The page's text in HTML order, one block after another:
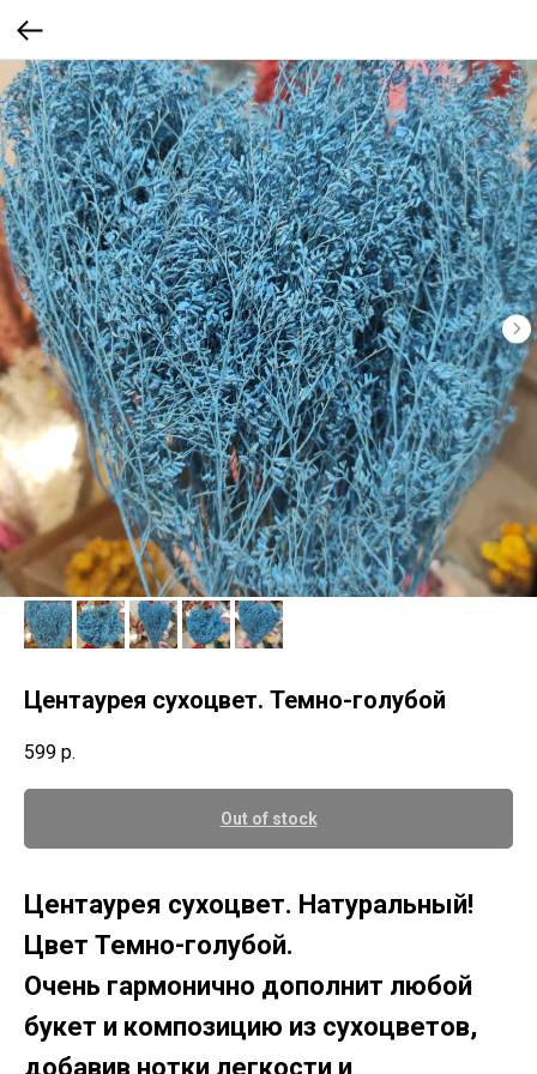
Центаурея сухоцвет. Темно-голубой
599 р.
Out of stock
Центаурея сухоцвет. Натуральный!
Цвет Темно-голубой.
Очень гармонично дополнит любой
букет и композицию из сухоцветов,
добавив нотки легкости и